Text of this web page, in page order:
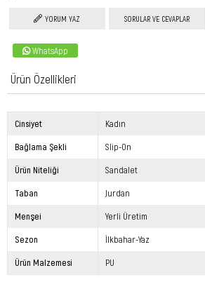
YORUM YAZ SORULAR VE CEVAPLAR
WhatsApp
Ürün Özellikleri
Cinsiyet Kadın
Bağlama Şekli Slip-On
Ürün Niteliği Sandalet
Taban Jurdan
Menşei Yerli Üretim
Sezon İlkbahar-Yaz
Ürün Malzemesi PU